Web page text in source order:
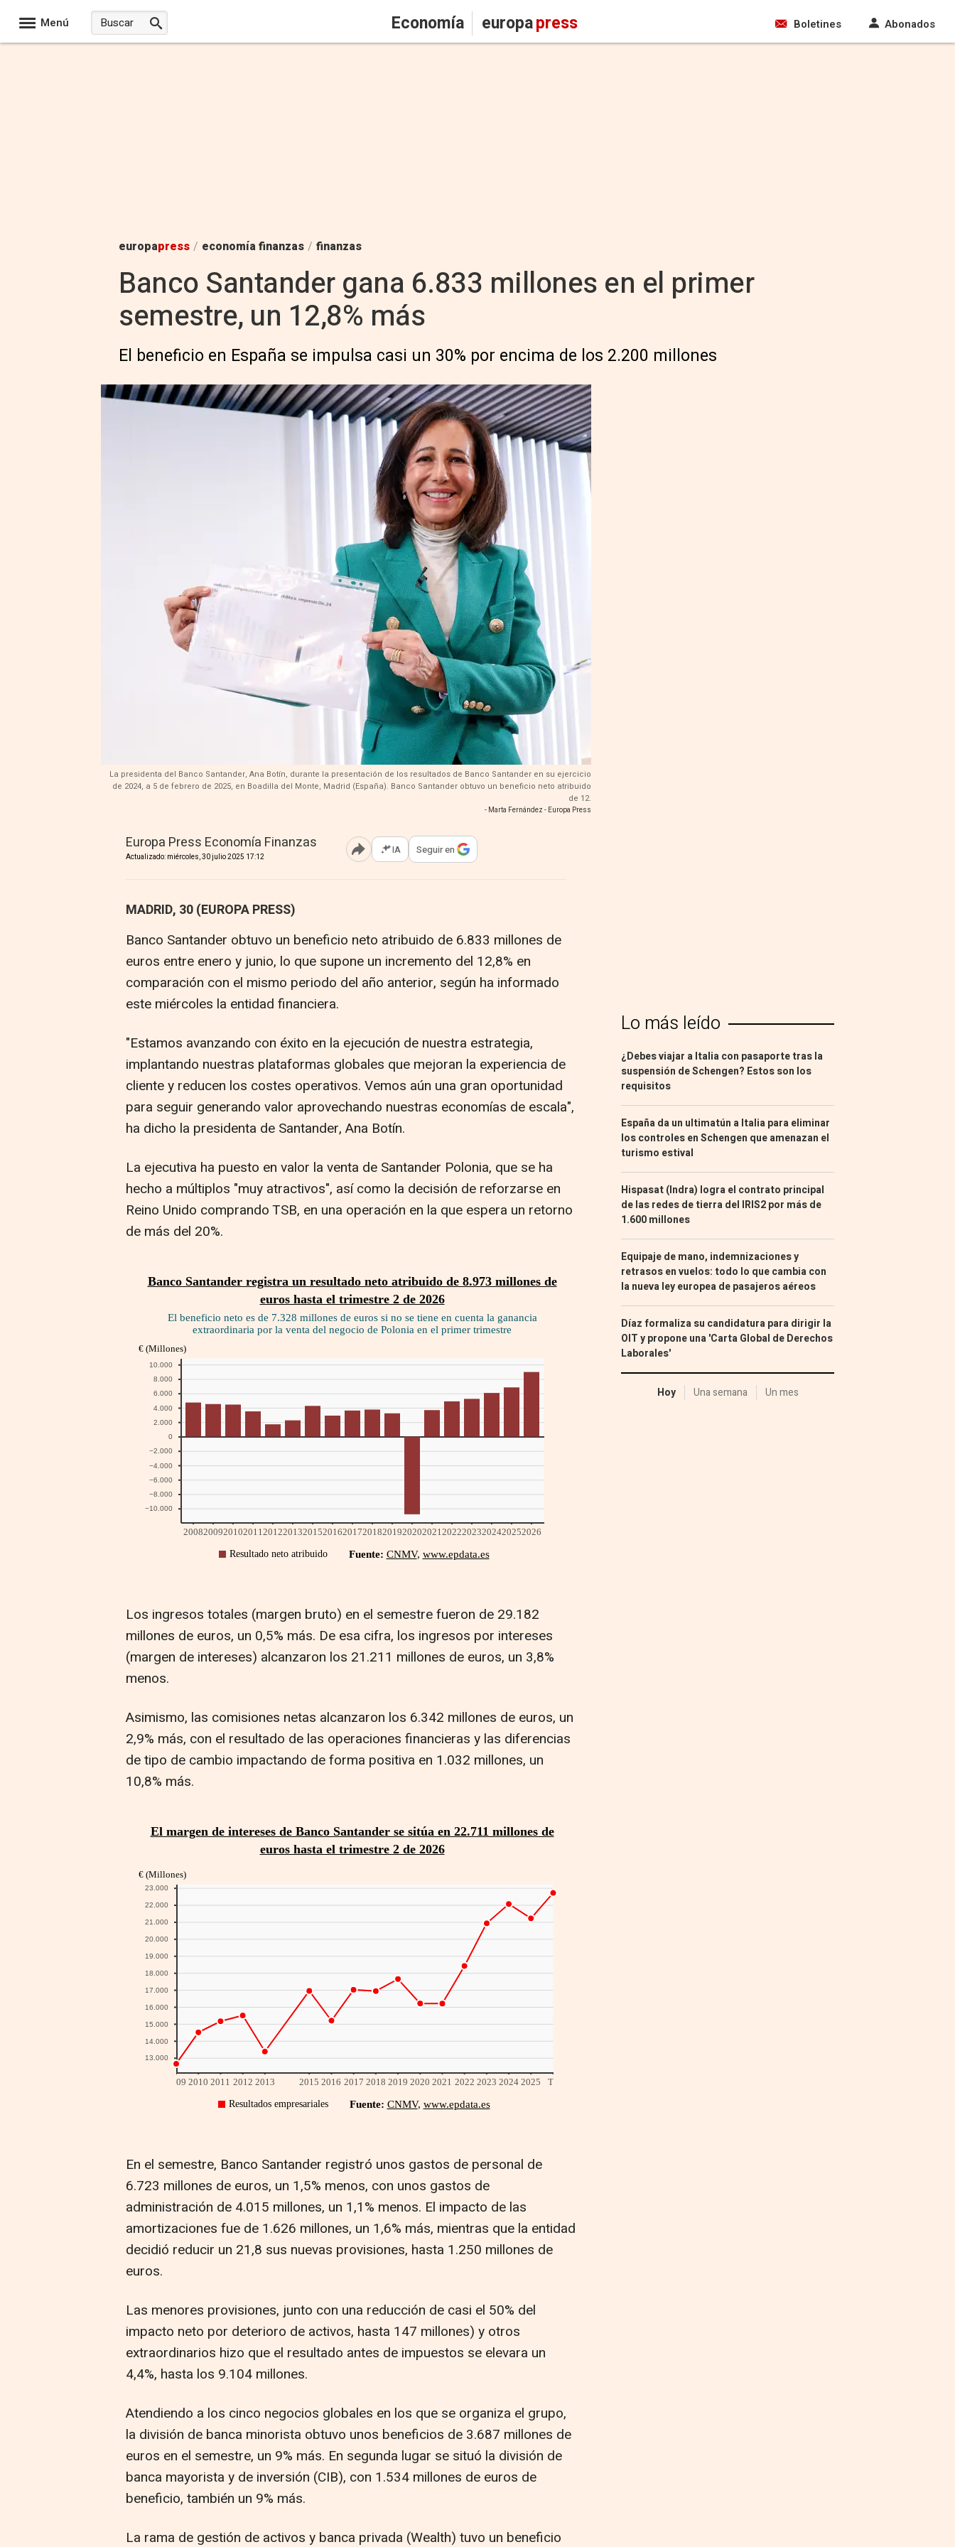
Menú Economía europapress Boletines Abonados
europapress / economía finanzas / finanzas
Banco Santander gana 6.833 millones en el primer
semestre, un 12,8% más
El beneficio en España se impulsa casi un 30% por encima de los 2.200 millones
La presidenta del Banco Santander, Ana Botín, durante la presentación de los resultados de Banco Santander en su ejercicio
de 2024, a 5 de febrero de 2025, en Boadilla del Monte, Madrid (España). Banco Santander obtuvo un beneficio neto atribuido
de 12.
- Marta Fernández - Europa Press
Europa Press Economía Finanzas
Actualizado: miércoles, 30 julio 2025 17:12 Abrir opciones para compartir
IA Seguir en
MADRID, 30 (EUROPA PRESS)
Banco Santander obtuvo un beneficio neto atribuido de 6.833 millones de
euros entre enero y junio, lo que supone un incremento del 12,8% en
comparación con el mismo periodo del año anterior, según ha informado
este miércoles la entidad financiera.
"Estamos avanzando con éxito en la ejecución de nuestra estrategia,
implantando nuestras plataformas globales que mejoran la experiencia de
cliente y reducen los costes operativos. Vemos aún una gran oportunidad
para seguir generando valor aprovechando nuestras economías de escala",
ha dicho la presidenta de Santander, Ana Botín.
La ejecutiva ha puesto en valor la venta de Santander Polonia, que se ha
hecho a múltiplos "muy atractivos", así como la decisión de reforzarse en
Reino Unido comprando TSB, en una operación en la que espera un retorno
de más del 20%.
Los ingresos totales (margen bruto) en el semestre fueron de 29.182
millones de euros, un 0,5% más. De esa cifra, los ingresos por intereses
(margen de intereses) alcanzaron los 21.211 millones de euros, un 3,8%
menos.
Asimismo, las comisiones netas alcanzaron los 6.342 millones de euros, un
2,9% más, con el resultado de las operaciones financieras y las diferencias
de tipo de cambio impactando de forma positiva en 1.032 millones, un
10,8% más.
En el semestre, Banco Santander registró unos gastos de personal de
6.723 millones de euros, un 1,5% menos, con unos gastos de
administración de 4.015 millones, un 1,1% menos. El impacto de las
amortizaciones fue de 1.626 millones, un 1,6% más, mientras que la entidad
decidió reducir un 21,8 sus nuevas provisiones, hasta 1.250 millones de
euros.
Las menores provisiones, junto con una reducción de casi el 50% del
impacto neto por deterioro de activos, hasta 147 millones) y otros
extraordinarios hizo que el resultado antes de impuestos se elevara un
4,4%, hasta los 9.104 millones.
Atendiendo a los cinco negocios globales en los que se organiza el grupo,
la división de banca minorista obtuvo unos beneficios de 3.687 millones de
euros en el semestre, un 9% más. En segunda lugar se situó la división de
banca mayorista y de inversión (CIB), con 1.534 millones de euros de
beneficio, también un 9% más.
La rama de gestión de activos y banca privada (Wealth) tuvo un beneficio
Lo más leído
¿Debes viajar a Italia con pasaporte tras la
suspensión de Schengen? Estos son los
requisitos
España da un ultimatún a Italia para eliminar
los controles en Schengen que amenazan el
turismo estival
Hispasat (Indra) logra el contrato principal
de las redes de tierra del IRIS2 por más de
1.600 millones
Equipaje de mano, indemnizaciones y
retrasos en vuelos: todo lo que cambia con
la nueva ley europea de pasajeros aéreos
Díaz formaliza su candidatura para dirigir la
OIT y propone una 'Carta Global de Derechos
Laborales'
Hoy Una semana Un mes